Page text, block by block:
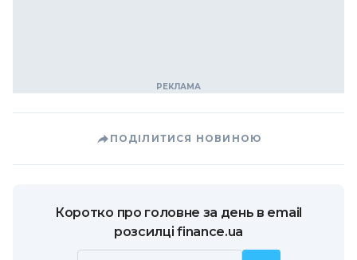
ПОДІЛИТИСЯ НОВИНОЮ
Коротко про головне за день в email
розсилці finance.ua